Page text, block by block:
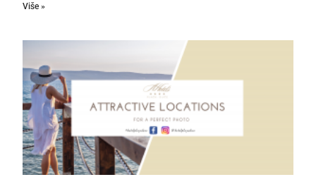
Više »